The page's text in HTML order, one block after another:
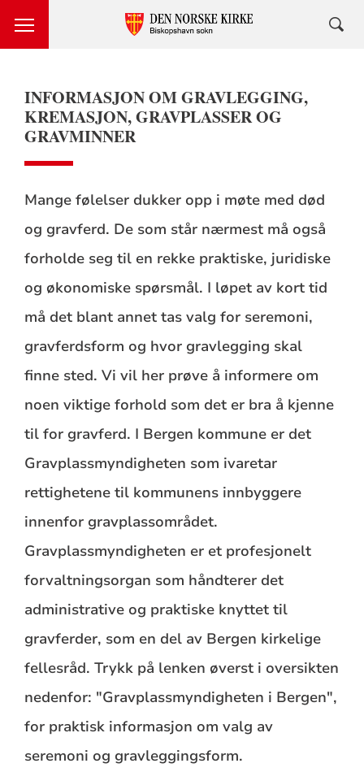
INFORMASJON OM GRAVLEGGING,
KREMASJON, GRAVPLASSER OG
GRAVMINNER
Mange følelser dukker opp i møte med død
og gravferd. De som står nærmest må også
forholde seg til en rekke praktiske, juridiske
og økonomiske spørsmål. I løpet av kort tid
må det blant annet tas valg for seremoni,
gravferdsform og hvor gravlegging skal
finne sted. Vi vil her prøve å informere om
noen viktige forhold som det er bra å kjenne
til for gravferd. I Bergen kommune er det
Gravplassmyndigheten som ivaretar
rettighetene til kommunens innbyggere
innenfor gravplassområdet.
Gravplassmyndigheten er et profesjonelt
forvaltningsorgan som håndterer det
administrative og praktiske knyttet til
gravferder, som en del av Bergen kirkelige
fellesråd. Trykk på lenken øverst i oversikten
nedenfor: "Gravplassmyndigheten i Bergen",
for praktisk informasjon om valg av
seremoni og gravleggingsform.